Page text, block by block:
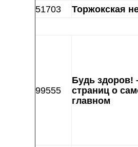
51703
Торжокская
99555
Будь здоров!
страниц о
главном